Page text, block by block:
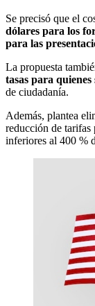
Se precisó que el
dólares para los
para las
La propuesta
tasas para
de ciudadanía.
Además, plantea
reducción de tarifas
inferiores al 400 %